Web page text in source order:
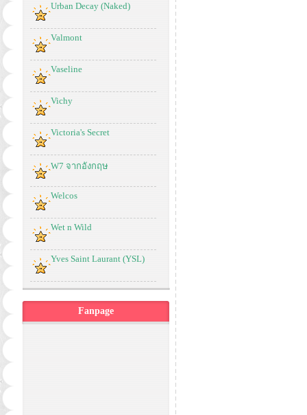
Urban Decay (Naked)
Valmont
Vaseline
Vichy
Victoria's Secret
W7 จากอังกฤษ
Welcos
Wet n Wild
Yves Saint Laurant (YSL)
Fanpage